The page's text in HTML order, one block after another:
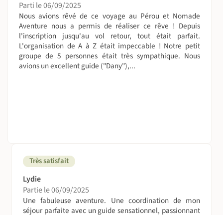
Nous limitons nos groupes pour mieux se fondre dans
l'ambiance locale, dans les auberges chez l'habitant, sur
les marchés. Aussi, nous pouvons maintenir ce voyage
pour 2 personnes avec un supplement "petit groupe" et
l'accord de tous les participants.
idéalement, tolérant des températures jusqu'à -5°C
(notamment entre Mai et Août) ; pour plus de confort
vous pouvez emporter votre propre matelas (dans ceux
cas, privilégiez ceux auto-gonflants). Il s'agit de
campement sommairement aménagé, avec des espaces
Parti le 06/09/2025
Nous avions rêvé de ce voyage au Pérou et Nomade
Aventure nous a permis de réaliser ce rêve ! Depuis
l'inscription jusqu'au vol retour, tout était parfait.
L'organisation de A à Z était impeccable ! Notre petit
groupe de 5 personnes était très sympathique. Nous
avions un excellent guide ("Dany"),...
Très satisfait
Lydie
Partie le 06/09/2025
Une fabuleuse aventure. Une coordination de mon
séjour parfaite avec un guide sensationnel, passionnant